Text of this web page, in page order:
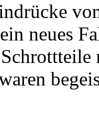
neues